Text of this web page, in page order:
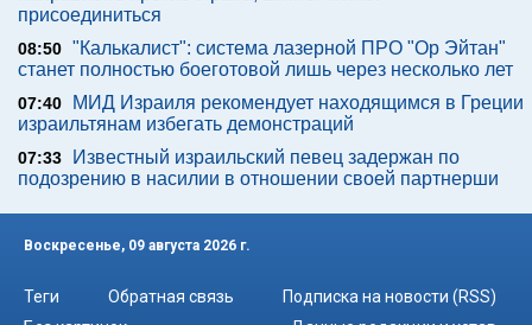
присоединиться
08:50 "Калькалист": система лазерной ПРО "Ор Эйтан"
станет полностью боеготовой лишь через несколько лет
07:40
МИД Израиля рекомендует находящимся в Греции
израильтянам избегать демонстраций
07:33
Известный израильский певец задержан по
подозрению в насилии в отношении своей партнерши
Воскресенье, 09 августа 2026 г.
Теги Обратная связь
Подписка на новости (RSS)